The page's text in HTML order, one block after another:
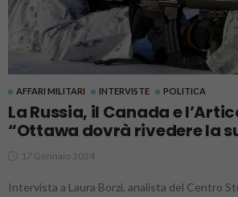
AFFARI MILITARI INTERVISTE POLITICA
La Russia, il Canada e
“Ottawa dovrà rivedere la
17 Gennaio 2024
Intervista a Laura Borzi, analista del Centro